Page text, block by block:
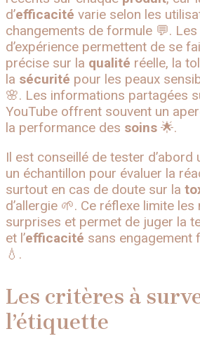
d’efficacité varie selon les
changements de formule 💬.
d’expérience permettent de se
précise sur la qualité réelle, la
la sécurité pour les peaux
🌸. Les informations partagées
YouTube offrent souvent un
la performance des soins 🌟.
Il est conseillé de tester d’abord
un échantillon pour évaluer la
surtout en cas de doute sur la
d’allergie 🌱. Ce réflexe limite les
surprises et permet de juger la
et l’efficacité sans engagement
💧.
Les critères à
l’étiquette